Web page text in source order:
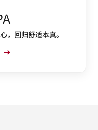
，回归舒适本真。